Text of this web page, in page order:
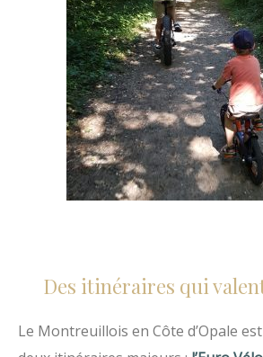
Des itinéraires qui
Le Montreuillois en Côte d’Opale